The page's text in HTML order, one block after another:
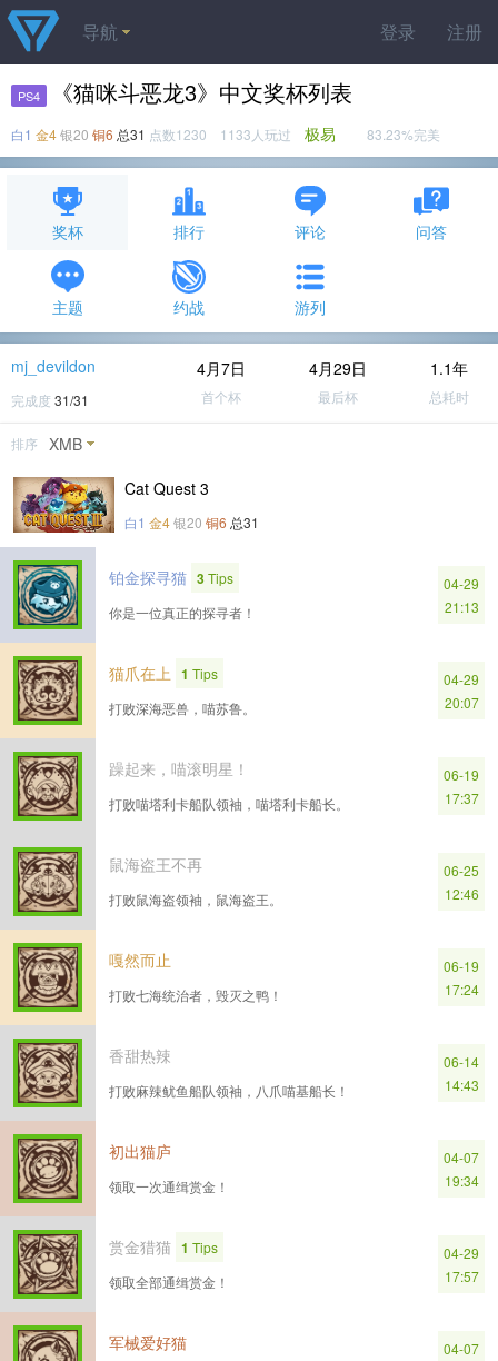
登录 注册
导航
PS4 《猫咪斗恶龙3》中文奖杯列表
白1 金4银20 铜6 总31 点数1230 1133人玩过 极易 83.23%完美
奖杯 排行 评论 问答
主题 约战 游列
mj_devildon
完成度 31/31
4月7日
首个杯
4月29日
最后杯
1.1年
总耗时
排序 XMB
Cat Quest 3
白1 金4银20 铜6 总31
铂金探寻猫 3Tips
你是一位真正的探寻者！
04-29
21:13
猫爪在上 1 Tips
打败深海恶兽，喵苏鲁。
04-29
20:07
躁起来，喵滚明星！
打败喵塔利卡船队领袖，喵塔利卡船长。
06-19
17:37
鼠海盗王不再
打败鼠海盗领袖，鼠海盗王。
06-25
12:46
嘎然而止
打败七海统治者，毁灭之鸭！
06-19
17:24
香甜热辣
打败麻辣鱿鱼船队领袖，八爪喵基船长！
06-14
14:43
初出猫庐
领取一次通缉赏金！
04-07
19:34
赏金猎猫 1 Tips
领取全部通缉赏金！
04-29
17:57
军械爱好猫
04-07